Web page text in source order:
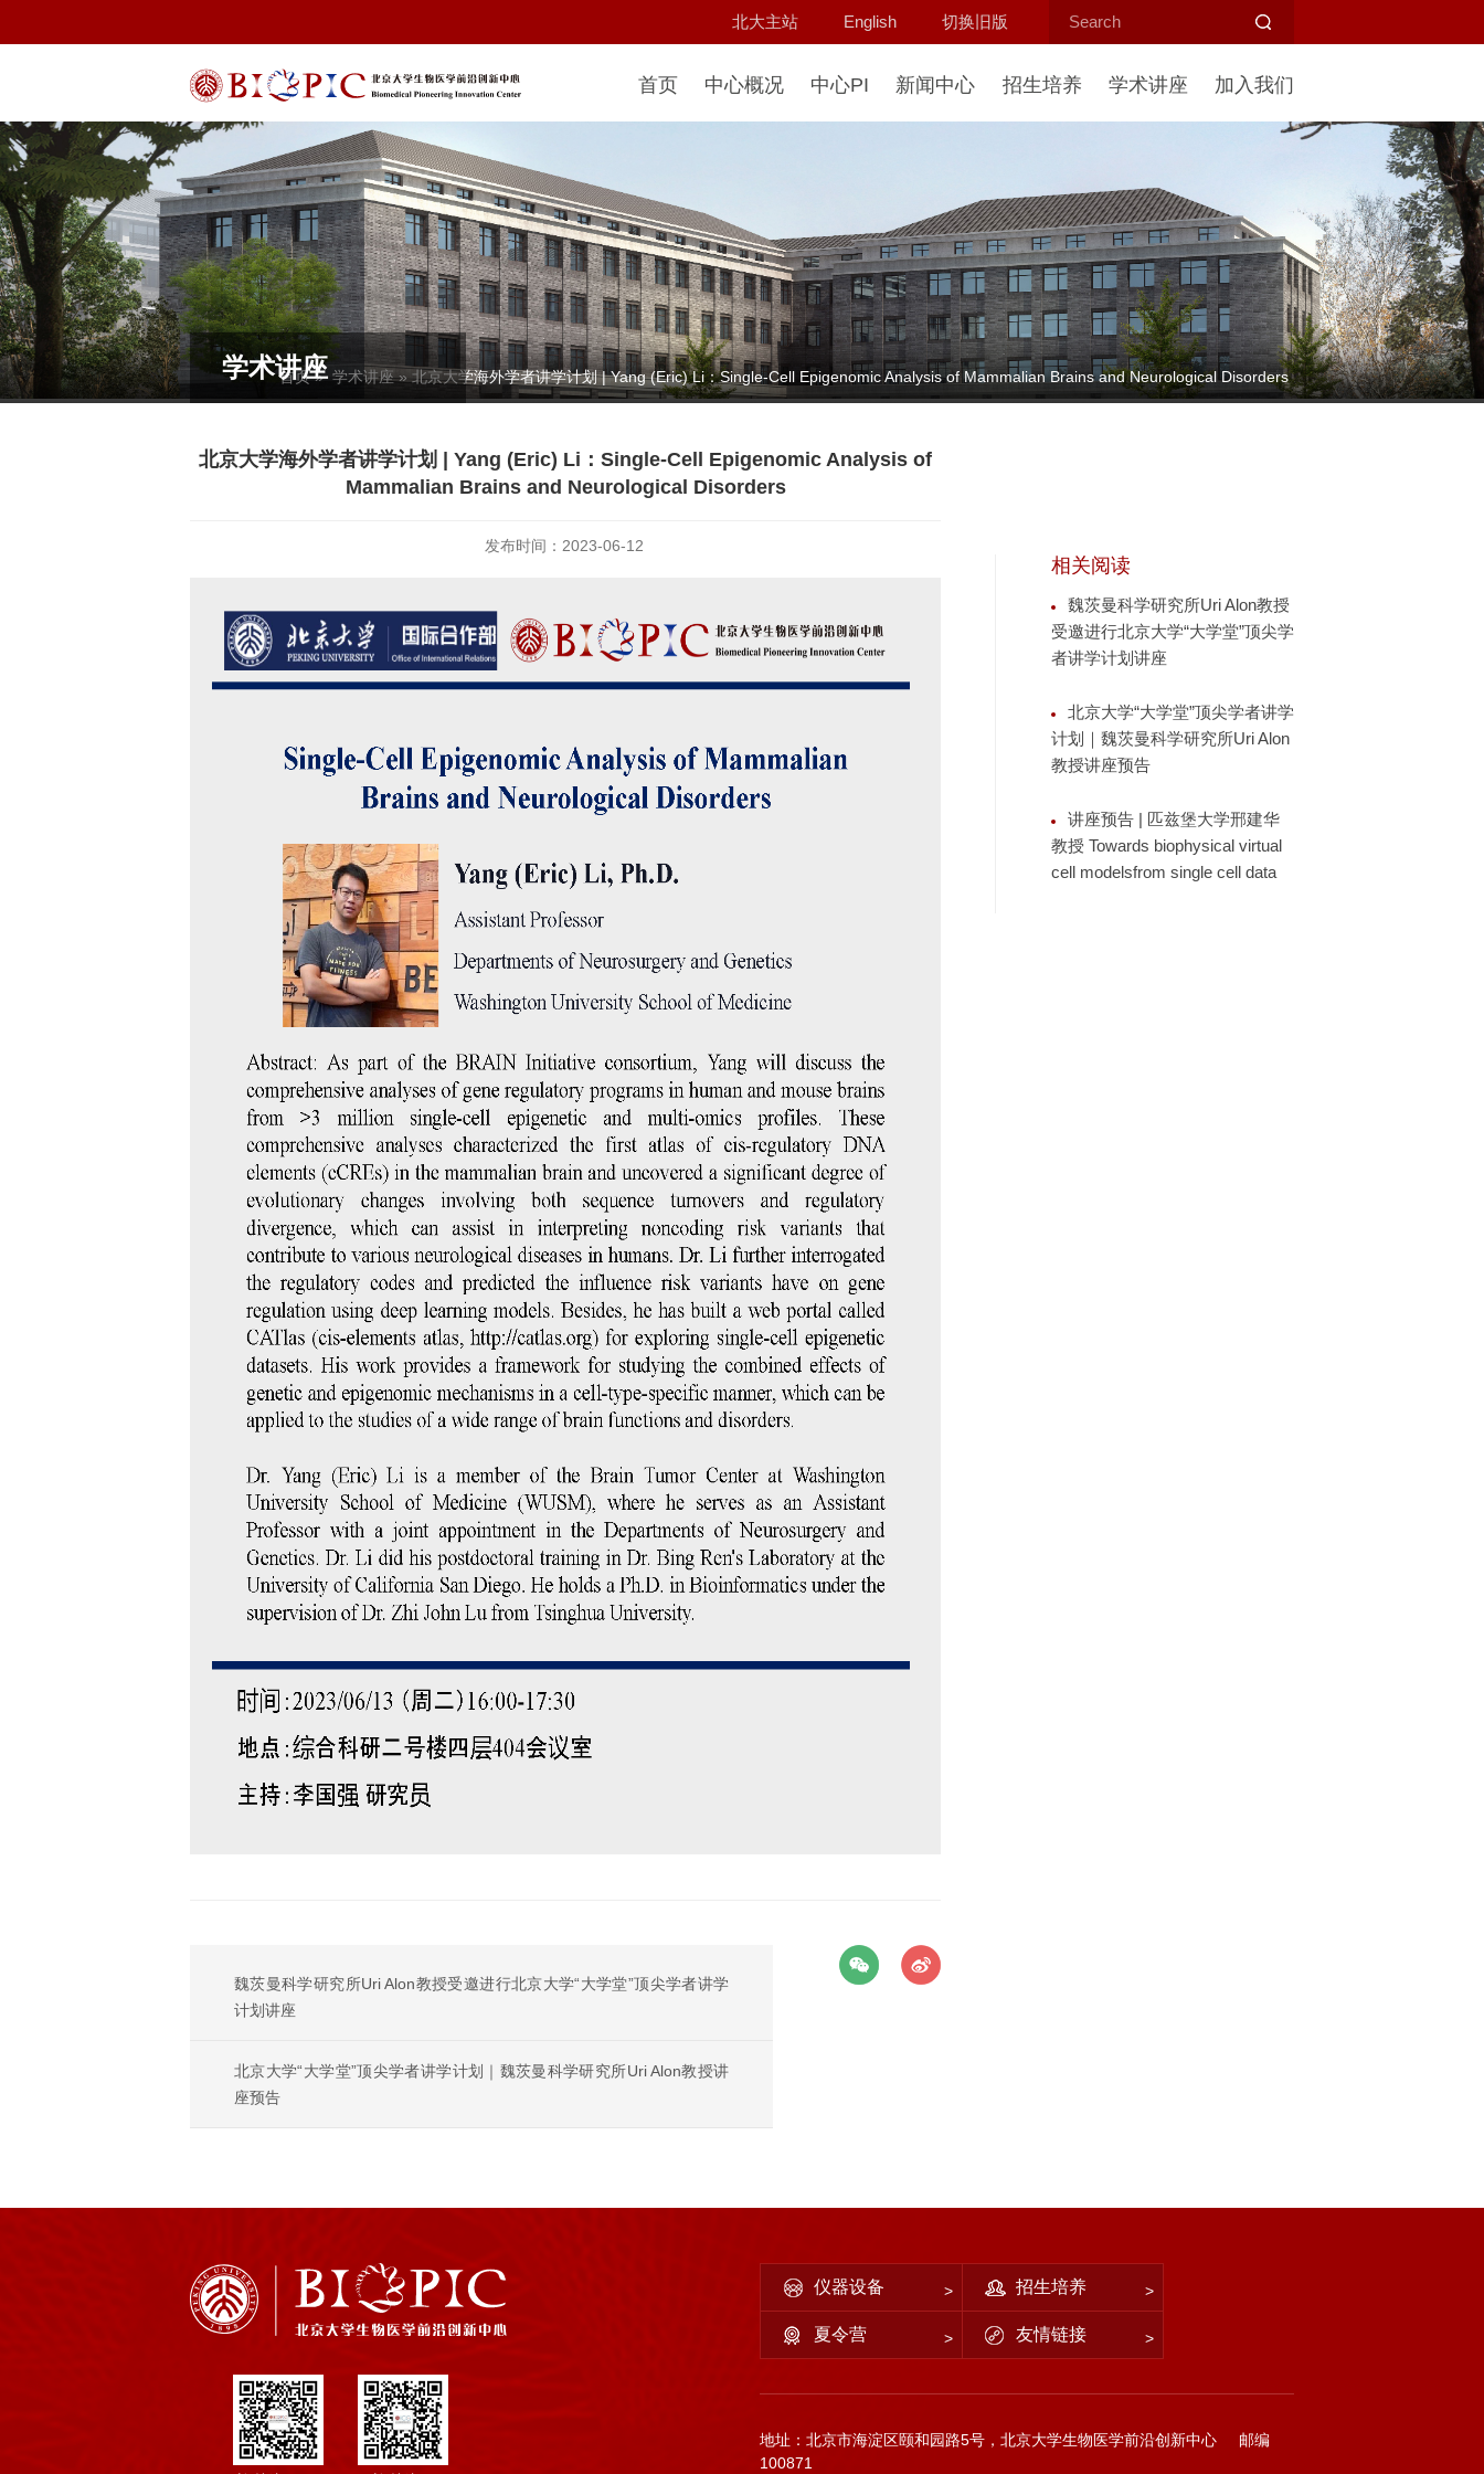
北大主站 English 切换旧版
首页 中心概况 中心PI 新闻中心 招生培养 学术讲座 加入我们
学术讲座
首页 » 学术讲座 » 北京大学海外学者讲学计划 | Yang (Eric) Li：Single-Cell Epigenomic Analysis of Mammalian Brains and Neurological Disorders
北京大学海外学者讲学计划 | Yang (Eric) Li：Single-Cell Epigenomic Analysis of
Mammalian Brains and Neurological Disorders
发布时间：2023-06-12
魏茨曼科学研究所Uri Alon教授受邀进行北京大学“大学堂”顶尖学者讲学
计划讲座
北京大学“大学堂”顶尖学者讲学计划｜魏茨曼科学研究所Uri Alon教授讲
座预告
相关阅读
魏茨曼科学研究所Uri Alon教授
受邀进行北京大学“大学堂”顶尖学
者讲学计划讲座
北京大学“大学堂”顶尖学者讲学
计划｜魏茨曼科学研究所Uri Alon
教授讲座预告
讲座预告 | 匹兹堡大学邢建华
教授 Towards biophysical virtual
cell modelsfrom single cell data
仪器设备 招生培养
夏令营 友情链接
地址：北京市海淀区颐和园路5号，北京大学生物医学前沿创新中心
邮编
100871